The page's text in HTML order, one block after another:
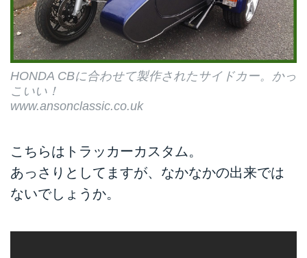
HONDA CBに合わせて製作されたサイドカー。かっ
こいい！
www.ansonclassic.co.uk
こちらはトラッカーカスタム。
あっさりとしてますが、なかなかの出来では
ないでしょうか。